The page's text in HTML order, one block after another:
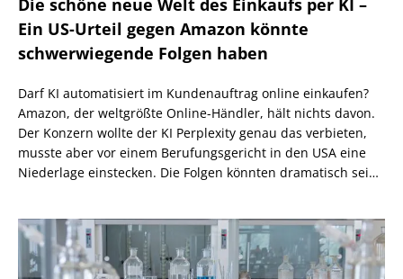
Ein US-Urteil gegen Amazon könnte
schwerwiegende Folgen haben
Darf KI automatisiert im Kundenauftrag online einkaufen?
Amazon, der weltgrößte Online-Händler, hält nichts davon.
Der Konzern wollte der KI Perplexity genau das verbieten,
musste aber vor einem Berufungsgericht in den USA eine
Niederlage einstecken. Die Folgen könnten dramatisch sein,